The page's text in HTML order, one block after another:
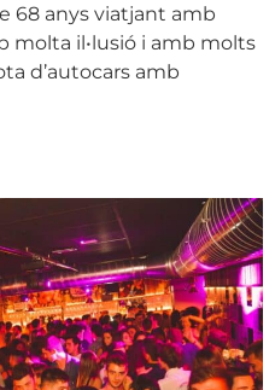
68 anys viatjant amb
molta il•lusió i amb molts
d’autocars amb